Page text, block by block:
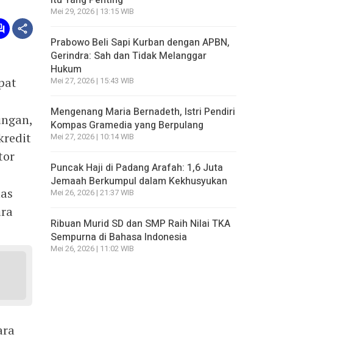
Mei 29, 2026 | 13:15 WIB
Prabowo Beli Sapi Kurban dengan APBN,
Gerindra: Sah dan Tidak Melanggar
Hukum
Mei 27, 2026 | 15:43 WIB
Mengenang Maria Bernadeth, Istri Pendiri
Kompas Gramedia yang Berpulang
Mei 27, 2026 | 10:14 WIB
Puncak Haji di Padang Arafah: 1,6 Juta
Jemaah Berkumpul dalam Kekhusyukan
Mei 26, 2026 | 21:37 WIB
Ribuan Murid SD dan SMP Raih Nilai TKA
Sempurna di Bahasa Indonesia
Mei 26, 2026 | 11:02 WIB